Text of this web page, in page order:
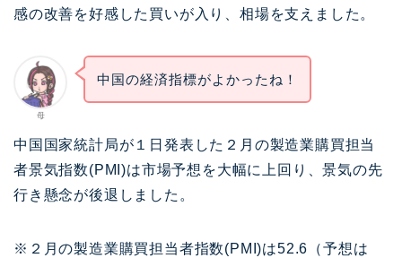
感の改善を好感した買いが入り、相場を支えました。
母
中国の経済指標がよかったね！
中国国家統計局が１日発表した２月の製造業購買担当
者景気指数(PMI)は市場予想を大幅に上回り、景気の先
行き懸念が後退しました。
※２月の製造業購買担当者指数(PMI)は52.6（予想は